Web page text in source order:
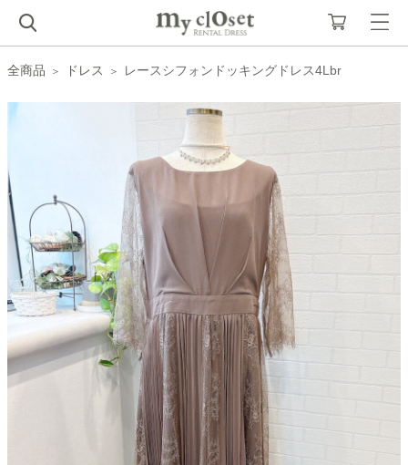
全商品 ドレス レースシフォンドッキングドレス4Lbr